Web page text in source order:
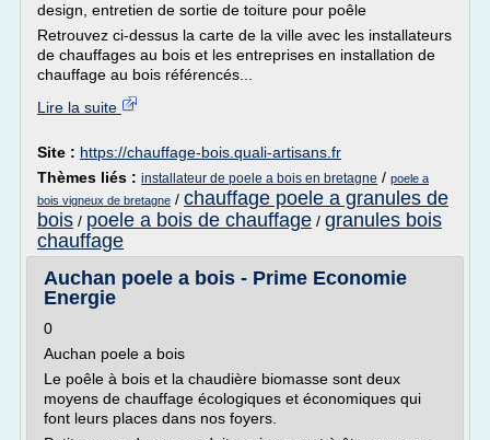
design, entretien de sortie de toiture pour poêle
Retrouvez ci-dessus la carte de la ville avec les installateurs
de chauffages au bois et les entreprises en installation de
chauffage au bois référencés...
Lire la suite
Site : https://chauffage-bois.quali-artisans.fr
Thèmes liés : installateur de poele a bois en bretagne / poele a
bois vigneux de bretagne / chauffage poele a granules de
bois / poele a bois de chauffage / granules bois
chauffage
Auchan poele a bois - Prime Economie
Energie
0
Auchan poele a bois
Le poêle à bois et la chaudière biomasse sont deux
moyens de chauffage écologiques et économiques qui
font leurs places dans nos foyers.